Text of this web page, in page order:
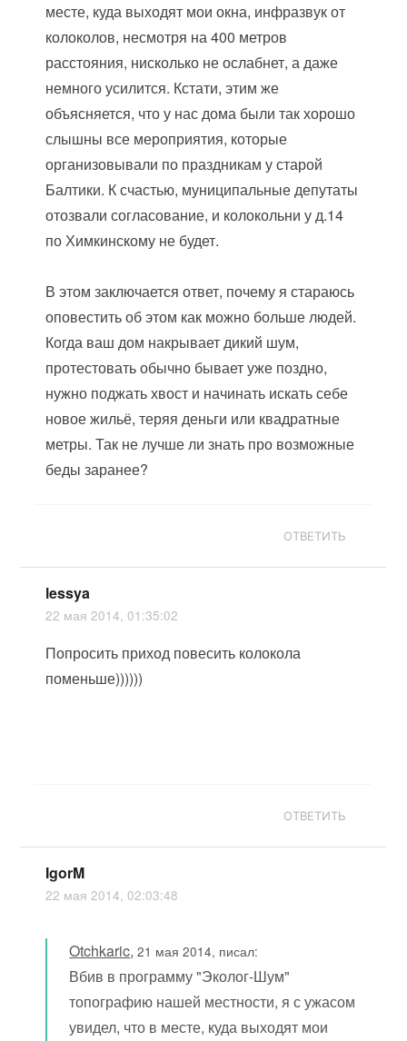
месте, куда выходят мои окна, инфразвук от
колоколов, несмотря на 400 метров
расстояния, нисколько не ослабнет, а даже
немного усилится. Кстати, этим же
объясняется, что у нас дома были так хорошо
слышны все мероприятия, которые
организовывали по праздникам у старой
Балтики. К счастью, муниципальные депутаты
отозвали согласование, и колокольни у д.14
по Химкинскому не будет.
В этом заключается ответ, почему я стараюсь
оповестить об этом как можно больше людей.
Когда ваш дом накрывает дикий шум,
протестовать обычно бывает уже поздно,
нужно поджать хвост и начинать искать себе
новое жильё, теряя деньги или квадратные
метры. Так не лучше ли знать про возможные
беды заранее?
ОТВЕТИТЬ
lessya
22 мая 2014, 01:35:02
Попросить приход повесить колокола
поменьше))))))
ОТВЕТИТЬ
IgorM
22 мая 2014, 02:03:48
Otchkaric,21 мая 2014, писал:
Вбив в программу "Эколог-Шум"
топографию нашей местности, я с ужасом
увидел, что в месте, куда выходят мои